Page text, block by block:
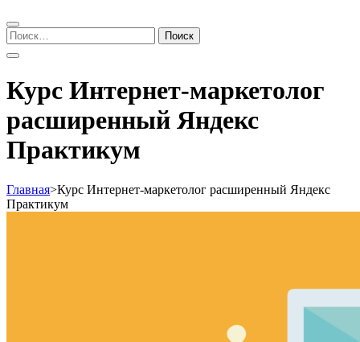
Найти:
Курс Интернет-маркетолог
расширенный Яндекс
Практикум
Главная>Курс Интернет-маркетолог расширенный Яндекс
Практикум